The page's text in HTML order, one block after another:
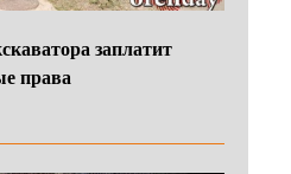
заплатит
права